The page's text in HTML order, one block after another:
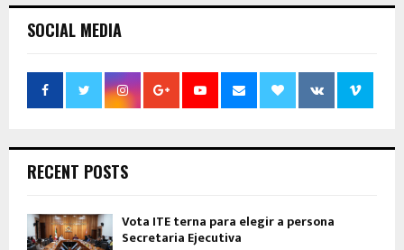
SOCIAL MEDIA
RECENT POSTS
Vota ITE terna para elegir a persona
Secretaria Ejecutiva